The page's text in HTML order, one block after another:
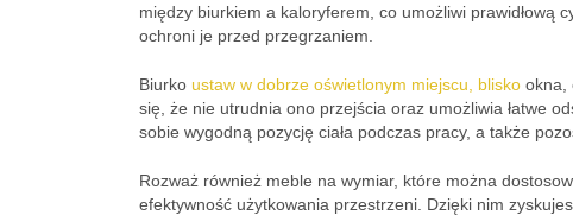
między biurkiem a kaloryferem, co umożliwi prawidłową
ochroni je przed przegrzaniem.
Biurko ustaw w dobrze oświetlonym miejscu, blisko okna,
się, że nie utrudnia ono przejścia oraz umożliwia łatwe
sobie wygodną pozycję ciała podczas pracy, a także
Rozważ również meble na wymiar, które można
efektywność użytkowania przestrzeni. Dzięki nim